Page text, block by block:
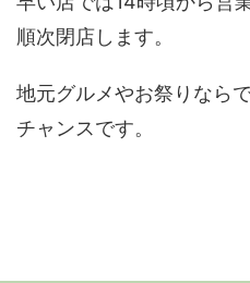
順次閉店します。
地元グルメやお祭りなら
チャンスです。